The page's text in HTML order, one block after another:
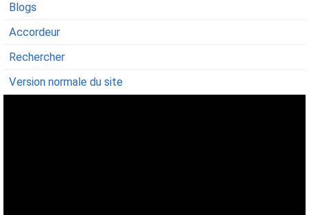
Blogs
Accordeur
Rechercher
Version normale du site